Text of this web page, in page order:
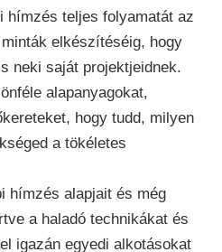
hímzés teljes folyamatát az
elkészítéséig, hogy
neki saját projektjeidnek.
alapanyagokat,
hogy tudd, milyen
a tökéletes
hímzés alapjait és még
a haladó technikákat és
igazán egyedi alkotásokat